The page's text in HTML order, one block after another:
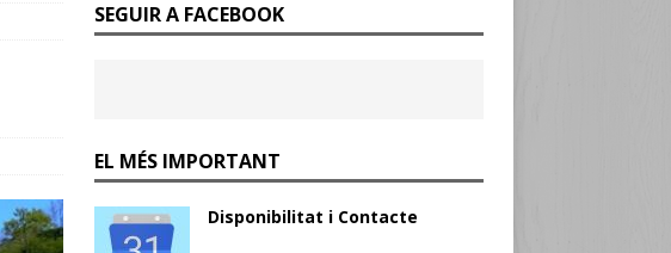
SEGUIR A FACEBOOK
EL MÉS IMPORTANT
Disponibilitat i Contacte